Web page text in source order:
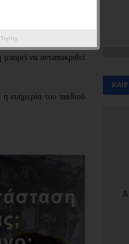
οι συνδημότες
παίζουν μπάλα και
.
να ανταποκριθεί
ευημερία του παιδιού
Trylity